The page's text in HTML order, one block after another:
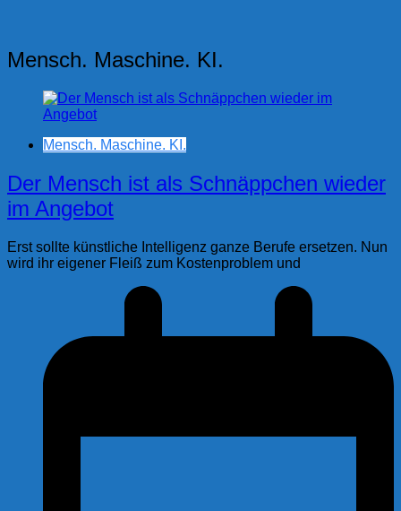
Mensch. Maschine. KI.
Mensch. Maschine. KI.
Der Mensch ist als Schnäppchen wieder
im Angebot
Erst sollte künstliche Intelligenz ganze Berufe ersetzen. Nun
wird ihr eigener Fleiß zum Kostenproblem und